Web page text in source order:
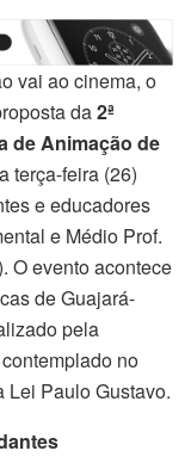
vai ao cinema, o
da2ª
de Animação de
terça-feira (26)
e educadores
e Médio Prof.
O evento acontece
de Guajará-
pela
no
Lei Paulo Gustavo.